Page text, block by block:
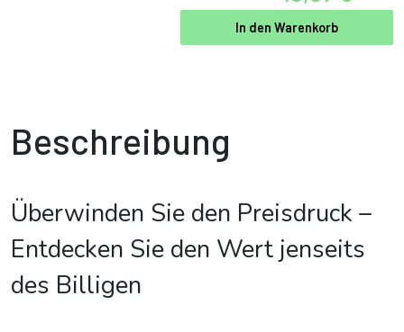
In den Warenkorb
Beschreibung
Überwinden Sie den Preisdruck –
Entdecken Sie den Wert jenseits
des Billigen